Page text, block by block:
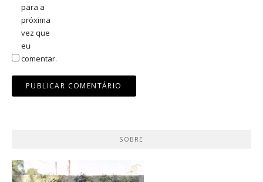
para a
próxima
vez que
eu
comentar.
SOBRE